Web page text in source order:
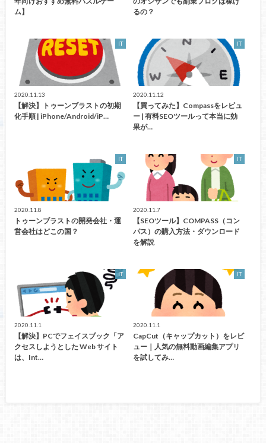
ム】
るの？
IT
2020.11.13
【解決】トゥーンブラストの初期
化手順 | iPhone/Android/iP…
IT
2020.11.12
【買ってみた】Compassをレビュ
ー | 有料SEOツールって本当に効
果が…
IT
2020.11.8
トゥーンブラストの開発会社・運
営会社はどこの国？
IT
2020.11.7
【SEOツール】COMPASS（コン
パス）の購入方法・ダウンロード
を解説
IT
2020.11.1
【解決】PCでフェイスブック「ア
クセスしようとした Web サイト
は、Int…
IT
2020.11.1
CapCut（キャップカット）をレビ
ュー｜人気の無料動画編集アプリ
を試してみ…